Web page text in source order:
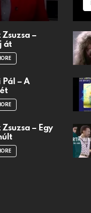
Zsuzsa –
át
Pál – A
Zsuzsa – Egy